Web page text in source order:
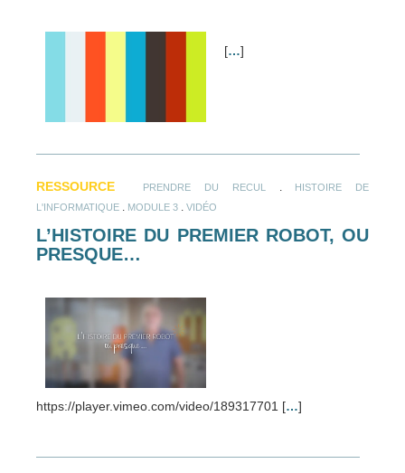
[…]
RESSOURCE PRENDRE DU RECUL
HISTOIRE DE
L'INFORMATIQUE
MODULE 3 VIDÉO
L’HISTOIRE DU PREMIER ROBOT, OU
PRESQUE…
https://player.vimeo.com/video/189317701 […]